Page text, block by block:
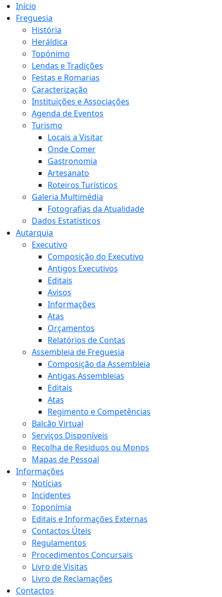
Início
Freguesia
História
Heráldica
Topónimo
Lendas e Tradições
Festas e Romarias
Caracterização
Instituições e Associações
Agenda de Eventos
Turismo
Locais a Visitar
Onde Comer
Gastronomia
Artesanato
Roteiros Turísticos
Galeria Multimédia
Fotografias da Atualidade
Dados Estatísticos
Autarquia
Executivo
Composição do Executivo
Antigos Executivos
Editais
Avisos
Informações
Atas
Orçamentos
Relatórios de Contas
Assembleia de Freguesia
Composição da Assembleia
Antigas Assembleias
Editais
Atas
Regimento e Competências
Balcão Virtual
Serviços Disponíveis
Recolha de Residuos ou Monos
Mapas de Pessoal
Informações
Notícias
Incidentes
Toponímia
Editais e Informações Externas
Contactos Úteis
Regulamentos
Procedimentos Concursais
Livro de Visitas
Livro de Reclamações
Contactos